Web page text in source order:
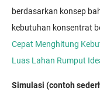
berdasarkan konsep
kebutuhan konsentrat
Cepat Menghitung
Luas Lahan Rumput
Simulasi (contoh